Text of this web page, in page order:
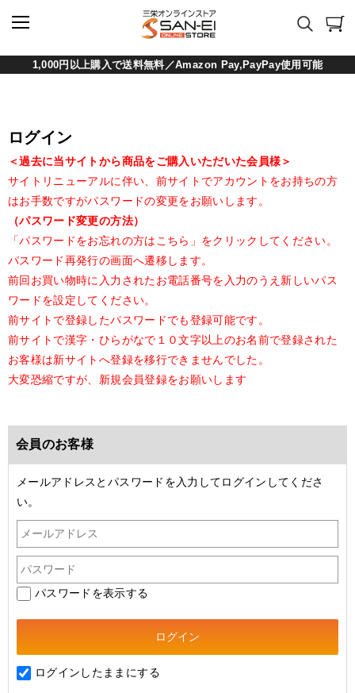
1,000円以上購入で送料無料／Amazon Pay,PayPay使用可能
ログイン
＜過去に当サイトから商品をご購入いただいた会員様＞
サイトリニューアルに伴い、前サイトでアカウントをお持ちの方
はお手数ですがパスワードの変更をお願いします。
（パスワード変更の方法）
「パスワードをお忘れの方はこちら」をクリックしてください。
パスワード再発行の画面へ遷移します。
前回お買い物時に入力されたお電話番号を入力のうえ新しいパス
ワードを設定してください。
前サイトで登録したパスワードでも登録可能です。
前サイトで漢字・ひらがなで１０文字以上のお名前で登録された
お客様は新サイトへ登録を移行できませんでした。
大変恐縮ですが、新規会員登録をお願いします
会員のお客様
メールアドレスとパスワードを入力してログインしてくださ
い。
パスワードを表示する
ログインしたままにする